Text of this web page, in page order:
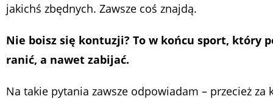
jakichś zbędnych. Zawsze coś znajdą.
Nie boisz się kontuzji? To w końcu sport, który
ranić, a nawet zabijać.
Na takie pytania zawsze odpowiadam – przecież za